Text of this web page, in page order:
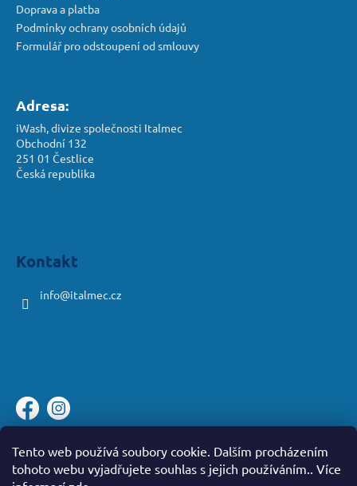
Tento web používá soubory cookie. Dalším procházením
tohoto webu vyjadřujete souhlas s jejich používáním.. Více
Doprava a platba
Podmínky ochrany osobních údajů
Formulář pro odstoupení od smlouvy
Adresa:
iWash, divize společnosti Italmec
Obchodní 132
251 01 Čestlice
Česká republika
Kontakt
info@italmec.cz